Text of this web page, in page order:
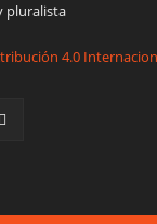
pluralista
4.0